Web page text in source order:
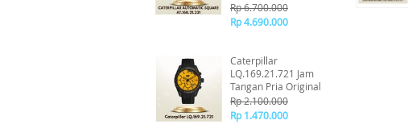
Rp 6.700.000
Rp 4.690.000
Caterpillar
LQ.169.21.721 Jam
Tangan Pria Original
Rp 2.100.000
Rp 1.470.000